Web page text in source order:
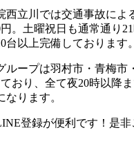
西立川では交通事故によ
。土曜祝日も通常通り
台以上完備しております。
ループは羽村市・青梅市
おり、全て夜20時以降
ります。
登録が便利です！是非